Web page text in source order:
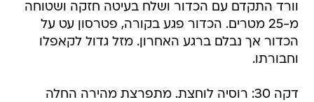
וורד התקדם עם הכדור ושלח בעיטה חזקה ושטוחה
מ-25 מטרים. הכדור פגע בקורה, פטרסון עט על
הכדור אך נבלם ברגע האחרון. מזל גדול לקאפלו
וחבורתו.
דקה 30: רוסיה לוחצת. מתפרצת מהירה החלה